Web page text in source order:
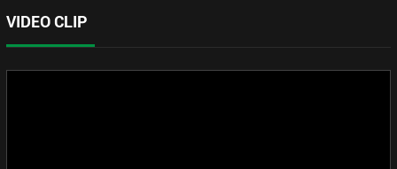
VIDEO CLIP